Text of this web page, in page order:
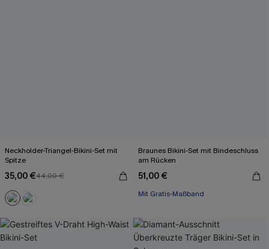
Neckholder-Triangel-Bikini-Set mit
Spitze
35,00 €44,00 €
Braunes Bikini-Set mit Bindeschluss
am Rücken
51,00 €
Mit Gratis-Maßband